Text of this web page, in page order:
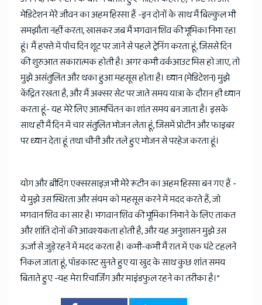
मेडिटेशन मेरे जीवन का अहम हिस्सा हैं -इन दोनों के साथ मैं बिल्कुल भी
समझौता नहीं करता, खासकर जब मैं भगवान शिव की भूमिका निभा रहा
हूं। मैं हफ्ते में पाँच दिन शूट पर जाने से पहले ट्रेनिंग करता हूं, जिससे दिन
की शुरुआत सकारात्मक होती है। अगर कभी वर्कआउट मिस हो जाए, तो
मुझे असंतुलित और थका हुआ महसूस होता है। ध्यान (मेडिटेशन) मुझे
केंद्रित रखता है, और मैं अक्सर सेट पर जाते समय यात्रा के दौरान ही ध्यान
करता हूं- यह मेरे लिए आत्मचिंतन का शांत समय बन जाता है। इसके
साथ ही मैं दिन में चार संतुलित भोजन लेता हूं, जिसमें प्रोटीन और फाइबर
पर ध्यान देता हूं तथा चीनी और तले हुए भोजन से परहेज करता हूं।
योग और ब्रीदिंग एक्सरसाइज़ भी मेरे रूटीन का अहम हिस्सा बन गए हैं -
ये मुझे उस स्थिरता और संयम को महसूस करने में मदद करते हैं, जो
भगवान शिव का सार है। भगवान शिव की भूमिका निभाने के लिए ताकत
और शांति दोनों की आवश्यकता होती है, और यह अनुशासन मुझे उस
ऊर्जा से जुड़े रहने में मदद करता है। कभी-कभी मैं रात में एक घंटे टहलने
निकल जाता हूं, पॉडकास्ट सुनते हुए या खुद के साथ कुछ शांत समय
बिताते हुए -यह मेरा रिचार्जिंग और माइंडफुल रहने का तरीका है।”